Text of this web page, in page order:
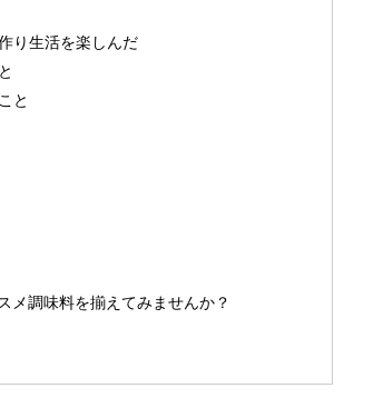
り生活を楽しんだ
と
メ調味料を揃えてみませんか？